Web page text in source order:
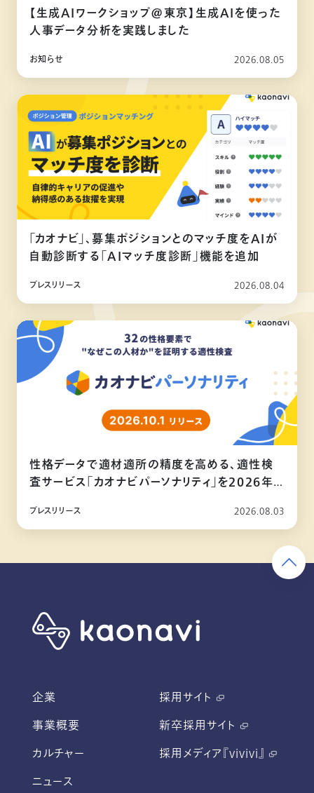
【生成AIワークショップ@東京】生成AIを使った
人事データ分析を実践しました
お知らせ 2026.08.05
「カオナビ」、募集ポジションとのマッチ度をAIが
自動診断する「AIマッチ度診断」機能を追加
プレスリリース 2026.08.04
性格データで適材適所の精度を高める、適性検
査サービス「カオナビパーソナリティ」を2026年
プレスリリース 2026.08.03
企業
事業概要
カルチャー
ニュース
採用サイト
新卒採用サイト
採用メディア『vivivi』